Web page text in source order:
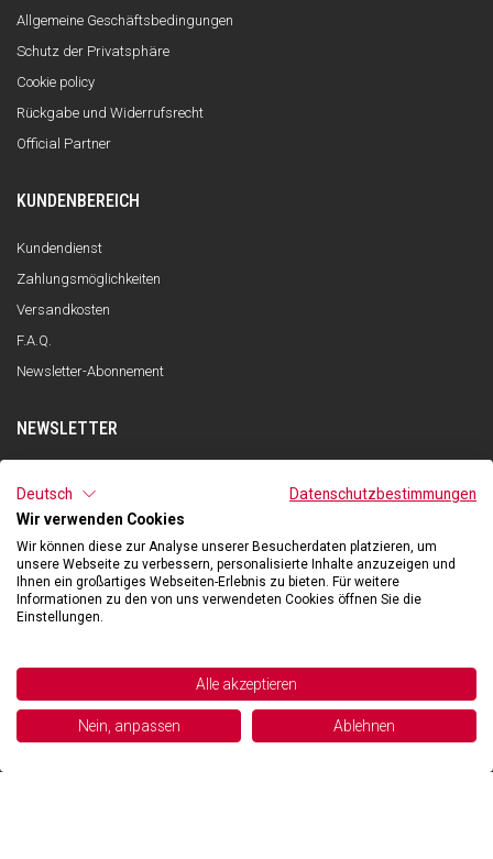
Allgemeine Geschäftsbedingungen
Schutz der Privatsphäre
Cookie policy
Rückgabe und Widerrufsrecht
Official Partner
KUNDENBEREICH
Kundendienst
Zahlungsmöglichkeiten
Versandkosten
F.A.Q.
Newsletter-Abonnement
NEWSLETTER
ANMELDEN
Ich habe die Datenschutzerklärung gelesen und verstanden und stimme
Newsletter-Empfangs durch Qooder gemäß den Angaben in der
Datenschutzerklärung zu.
Powered and managed by
Deutsch
Datenschutzbestimmungen
Wir verwenden Cookies
Wir können diese zur Analyse unserer Besucherdaten platzieren, um
unsere Webseite zu verbessern, personalisierte Inhalte anzuzeigen und
Ihnen ein großartiges Webseiten-Erlebnis zu bieten. Für weitere
Informationen zu den von uns verwendeten Cookies öffnen Sie die
Einstellungen.
Alle akzeptieren
Nein, anpassen Ablehnen